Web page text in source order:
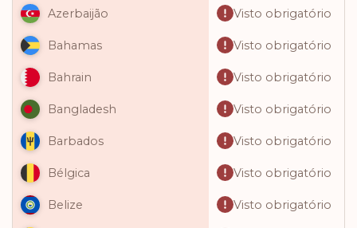
Azerbaijão Visto obrigatório
Bahamas Visto obrigatório
Bahrain Visto obrigatório
Bangladesh Visto obrigatório
Barbados Visto obrigatório
Bélgica Visto obrigatório
Belize Visto obrigatório